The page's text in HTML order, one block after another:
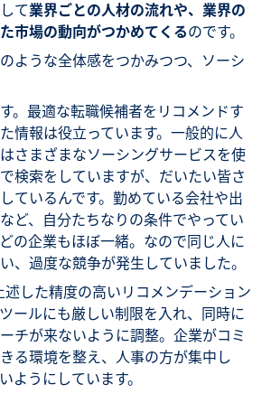
て業界ごとの人材の流れや、業界の
市場の動向がつかめてくるのです。
ような全体感をつかみつつ、ソーシ
。最適な転職候補者をリコメンドす
情報は役立っています。一般的に人
さまざまなソーシングサービスを使
検索をしていますが、だいたい皆さ
ているんです。勤めている会社や出
ど、自分たちなりの条件でやってい
の企業もほぼ一緒。なので同じ人に
、過度な競争が発生していました。
した精度の高いリコメンデーション
ールにも厳しい制限を入れ、同時に
チが来ないように調整。企業がコミ
る環境を整え、人事の方が集中し
ようにしています。